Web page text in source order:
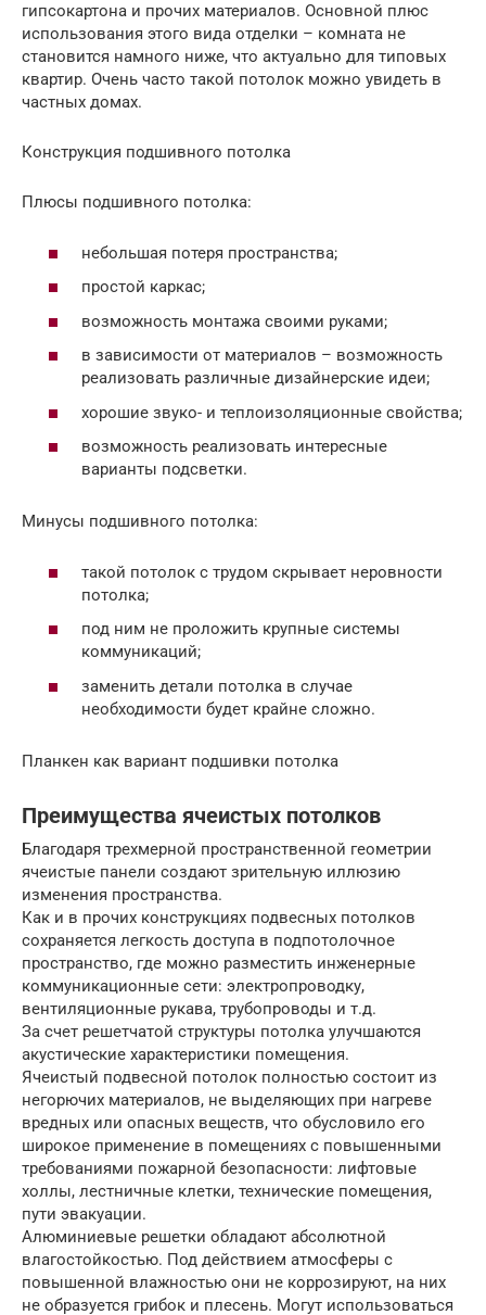
гипсокартона и прочих материалов. Основной плюс
использования этого вида отделки – комната не
становится намного ниже, что актуально для типовых
квартир. Очень часто такой потолок можно увидеть в
частных домах.
Конструкция подшивного потолка
Плюсы подшивного потолка:
небольшая потеря пространства;
простой каркас;
возможность монтажа своими руками;
в зависимости от материалов – возможность
реализовать различные дизайнерские идеи;
хорошие звуко- и теплоизоляционные свойства;
возможность реализовать интересные
варианты подсветки.
Минусы подшивного потолка:
такой потолок с трудом скрывает неровности
потолка;
под ним не проложить крупные системы
коммуникаций;
заменить детали потолка в случае
необходимости будет крайне сложно.
Планкен как вариант подшивки потолка
Преимущества ячеистых потолков
Благодаря трехмерной пространственной геометрии
ячеистые панели создают зрительную иллюзию
изменения пространства.
Как и в прочих конструкциях подвесных потолков
сохраняется легкость доступа в подпотолочное
пространство, где можно разместить инженерные
коммуникационные сети: электропроводку,
вентиляционные рукава, трубопроводы и т.д.
За счет решетчатой структуры потолка улучшаются
акустические характеристики помещения.
Ячеистый подвесной потолок полностью состоит из
негорючих материалов, не выделяющих при нагреве
вредных или опасных веществ, что обусловило его
широкое применение в помещениях с повышенными
требованиями пожарной безопасности: лифтовые
холлы, лестничные клетки, технические помещения,
пути эвакуации.
Алюминиевые решетки обладают абсолютной
влагостойкостью. Под действием атмосферы с
повышенной влажностью они не коррозируют, на них
не образуется грибок и плесень. Могут использоваться